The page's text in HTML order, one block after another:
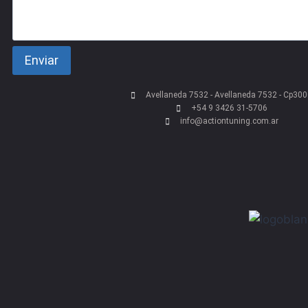
Enviar
Avellaneda 7532 - Avellaneda 7532 -
+54 9 3426 31-5706
info@actiontuning.com.ar